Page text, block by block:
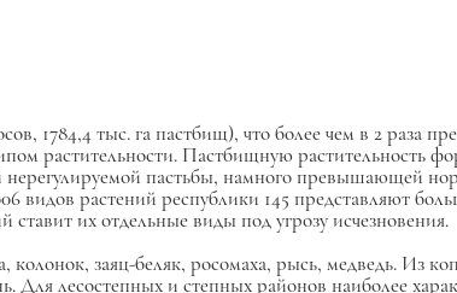
1784,4 тыс. га пастбищ), что более чем в 2 раза
растительности. Пастбищную растительность
нерегулируемой пастьбы, намного превышающей
видов растений республики 145 представляют
ставит их отдельные виды под угрозу исчезновения.
заяц-беляк, росомаха, рысь, медведь. Из
Для лесостепных и степных районов наиболее